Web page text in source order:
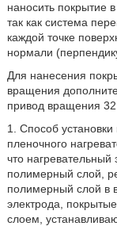
наносить покрытие
так как система
каждой точке
нормали
Для нанесения
вращения
привод вращения 32
1. Способ
пленочного
что
полимерный слой,
полимерный слой в
электрода,
слоем,